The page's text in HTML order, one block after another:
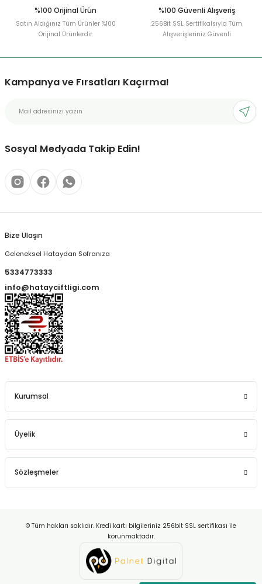
%100 Orijinal Ürün
Satın Aldığınız Tüm Ürünler %100
Orijinal Ürünlerdir
%100 Güvenli Alışveriş
256Bit SSL Sertifikalsıyla Tüm
Alışverişleriniz Güvenli
Kampanya ve Fırsatları Kaçırma!
Sosyal Medyada Takip Edin!
Bize Ulaşın
Geleneksel Hataydan Sofranıza
5334773333
info@hatayciftligi.com
Kurumsal
Üyelik
Sözleşmeler
© Tüm hakları saklıdır. Kredi kartı bilgileriniz 256bit SSL sertifikası ile
korunmaktadır.